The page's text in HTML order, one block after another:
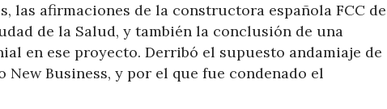
las afirmaciones de la constructora española FCC de
de la Salud, y también la conclusión de una
en ese proyecto. Derribó el supuesto andamiaje de
Business, y por el que fue condenado el